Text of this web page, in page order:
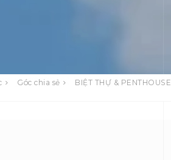
Góc chia sẻ BIỆT THỰ & PENTHOUSE